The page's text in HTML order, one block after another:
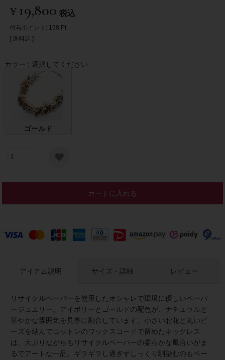
¥19,800 税込
付与ポイント: 198 Pt.
送料込
カラー 選択してください
ゴールド
カートに入れる
アイテム説明
リサイクルペーパーを使用したオシャレで環境に優しいペーパ
ージュエリー。アイボリーとゴールドの配色が、ナチュラルと
華やかな雰囲気を見事に融合しています。小さいお花と丸いビ
ーズを結んでコットンのワックスコードで留めたネックレス
は、大ぶりながらもリサイクルペーパーの柔らかな風合いがま
るでアートな一品。ギラギラし過ぎずしっくり馴染むのもペー
サイズ・詳細 レビュー